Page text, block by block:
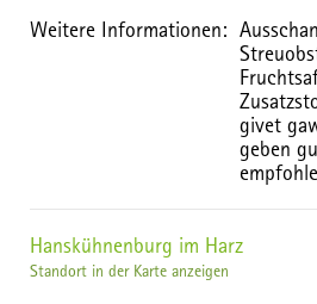
Weitere Informationen:
givet
geben
Hanskühnenburg im Harz
Standort in der Karte anzeigen